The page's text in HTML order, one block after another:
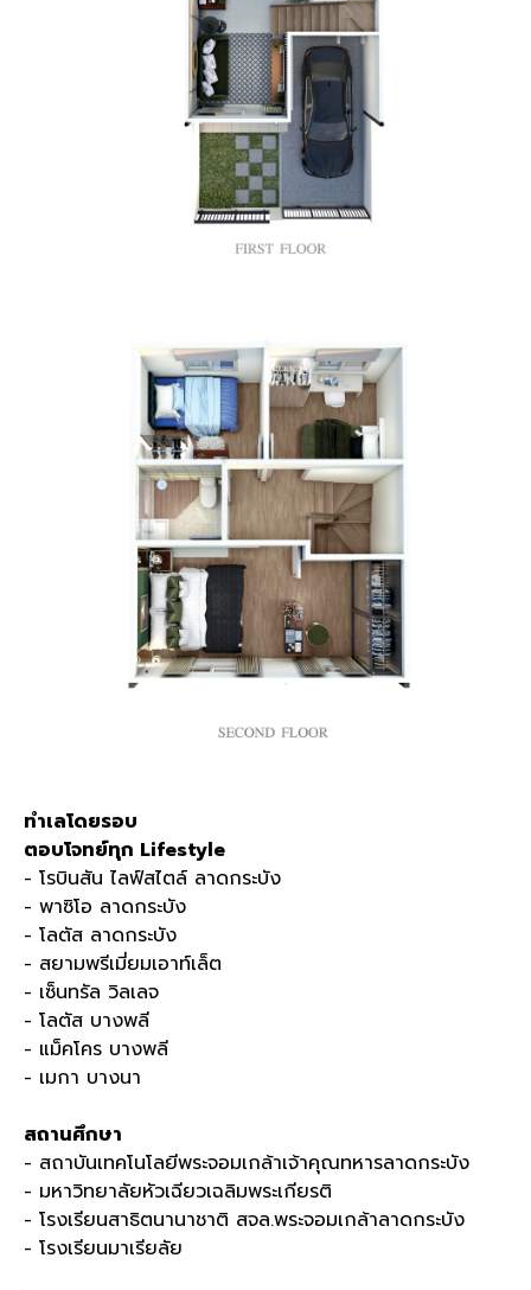
ทำเลโดยรอบ
ตอบโจทย์ทุก Lifestyle
- โรบินสัน ไลฟ์สไตล์ ลาดกระบัง
- พาซิโอ ลาดกระบัง
- โลตัส ลาดกระบัง
- สยามพรีเมี่ยมเอาท์เล็ต
- เซ็นทรัล วิลเลจ
- โลตัส บางพลี
- แม็คโคร บางพลี
- เมกา บางนา
สถานศึกษา
- สถาบันเทคโนโลยีพระจอมเกล้าเจ้าคุณทหารลาดกระบัง
- มหาวิทยาลัยหัวเฉียวเฉลิมพระเกียรติ
- โรงเรียนสาธิตนานาชาติ สจล.พระจอมเกล้าลาดกระบัง
- โรงเรียนมาเรียลัย